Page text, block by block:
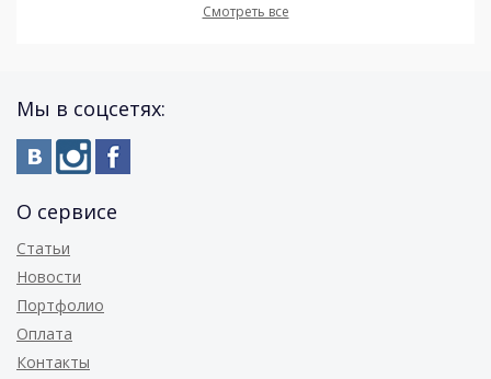
Смотреть все
Мы в соцсетях:
О сервисе
Статьи
Новости
Портфолио
Оплата
Контакты